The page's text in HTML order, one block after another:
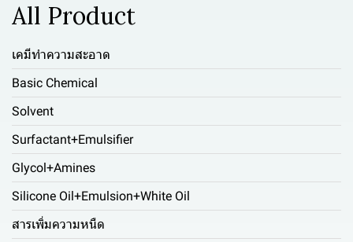
All Product
เคมีทำความสะอาด
Basic Chemical
Solvent
Surfactant+Emulsifier
Glycol+Amines
Silicone Oil+Emulsion+White Oil
สารเพิ่มความหนืด